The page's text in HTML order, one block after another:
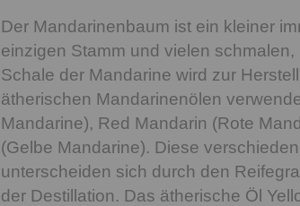
Der Mandarinenbaum ist ein kleiner
einzigen Stamm und vielen
Schale der Mandarine wird zur
ätherischen Mandarinenölen
Mandarine), Red Mandarin (Rote
(Gelbe Mandarine). Diese
unterscheiden sich durch den
der Destillation. Das ätherische Öl